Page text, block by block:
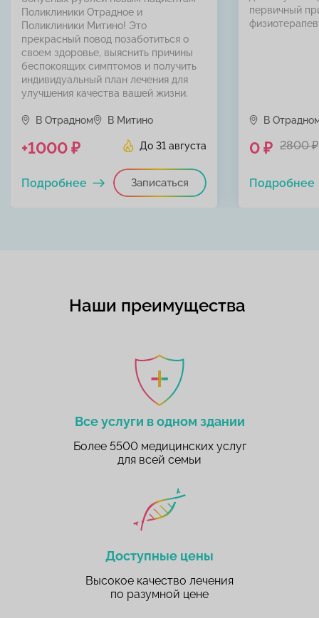
Поликлиники Отрадное и
Поликлиники Митино! Это
прекрасный повод позаботиться о
своем здоровье, выяснить причины
беспокоящих симптомов и получить
индивидуальный план лечения для
улучшения качества вашей жизни.
В Отрадном В Митино
До 31 августа
+1000 ₽
Записаться
Подробнее
первичный
В
0 ₽ 2800 ₽
Подробнее
Наши преимущества
Все услуги в одном здании
Более 5500 медицинских услуг
для всей семьи
Доступные цены
Высокое качество лечения
по разумной цене